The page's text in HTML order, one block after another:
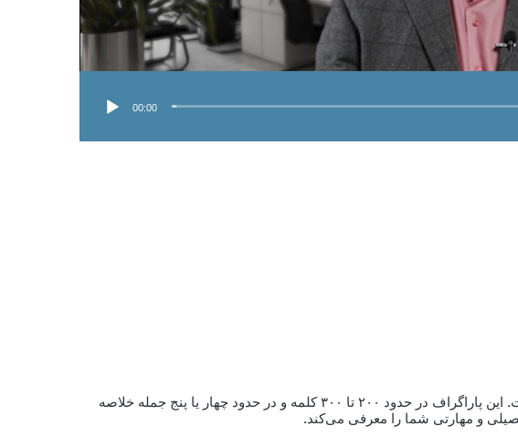
00:00
حرفه ای
ندیده اید، از طریق لینک‌های زیر حتما به آن مطالب قبلی
در رزومه را نیز مشاهده بفرمایید.
بخش معرفی اجمالی در رزومه یک پاراگرافی است. این پاراگراف در حدود ۲۰۰ تا ۳۰۰ کلمه و در حدود چهار یا پنج جمله خلاصه
و مهارتی شما را معرفی می‌کند.